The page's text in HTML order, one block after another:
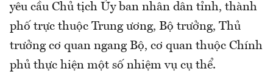
yêu cầu Chủ tịch Ủy ban nhân dân tỉnh, thành
phố trực thuộc Trung ương, Bộ trưởng, Thủ
trưởng cơ quan ngang Bộ, cơ quan thuộc Chính
phủ thực hiện một số nhiệm vụ cụ thể.